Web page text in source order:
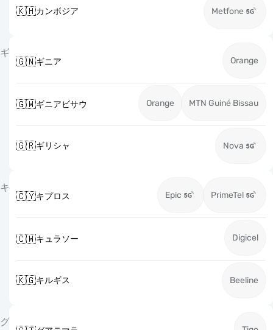
🇰🇭カンボジア Metfone
ギ
🇬🇳ギニア Orange
🇬🇼ギニアビサウ Orange MTN Guiné Bissau
🇬🇷ギリシャ Nova
キ
🇨🇾キプロス Epic PrimeTel
🇨🇼キュラソー Digicel
🇰🇬キルギス Beeline
グ